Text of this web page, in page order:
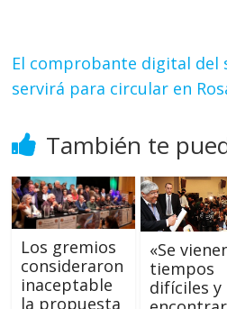
El comprobante digital
servirá para circular en
También te
Los gremios
consideraron
inaceptable
la propuesta
«Se
tiempos
difíciles y